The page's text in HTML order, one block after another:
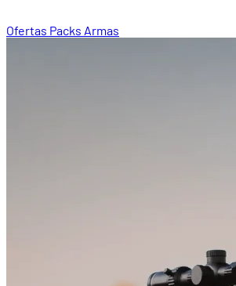
Ofertas Packs Armas